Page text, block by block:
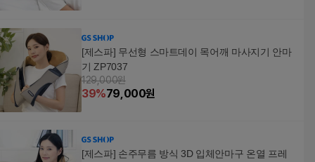
[제스파] 무선형 스마트데이 목어깨 마사지기 안마
기 ZP7037
129,000원
39%79,000원
[제스파] 손주무름 방식 3D 입체안마구 온열 프레